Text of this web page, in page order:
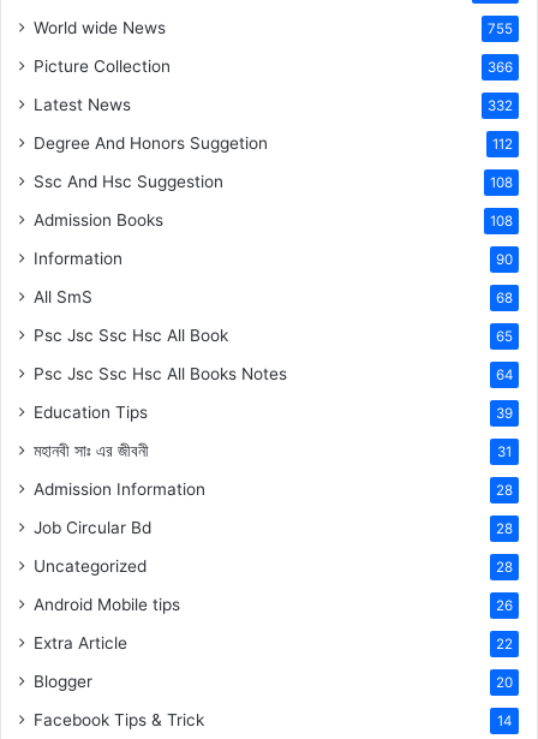
World wide News 755
Picture Collection 366
Latest News 332
Degree And Honors Suggetion 112
Ssc And Hsc Suggestion 108
Admission Books 108
Information 90
All SmS 68
Psc Jsc Ssc Hsc All Book 65
Psc Jsc Ssc Hsc All Books Notes 64
Education Tips 39
মহানবী সাঃ এর জীবনী 31
Admission Information 28
Job Circular Bd 28
Uncategorized 28
Android Mobile tips 26
Extra Article 22
Blogger 20
Facebook Tips & Trick 14